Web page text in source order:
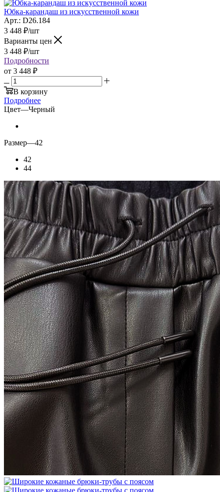
Юбка-карандаш из искусственной кожи
Арт.: D26.184
3 448 ₽/шт
Варианты цен
3 448 ₽/шт
Подробности
от 3 448 ₽
В корзину
Подробнее
Цвет—Черный
Размер—42
42
44